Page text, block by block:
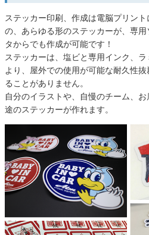
ステッカー印刷、作成は電脳プリン
の、あらゆる形のステッカーが、専
タからでも作成が可能です！
ステッカーは、塩ビと専用インク、
より、屋外での使用が可能な耐久性
ることがありません。
自分のイラストや、自慢のチーム、
途のステッカーが作れます。